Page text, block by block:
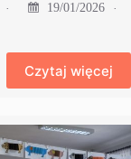
19/01/2026
Czytaj więcej